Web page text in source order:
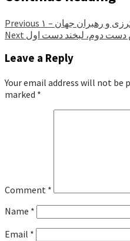
Previous
و رهبران جهان – ۱
Next دست دوم، لبخند دست اول
Leave a Reply
Your email address will not be
marked *
Comment *
Name *
Email *